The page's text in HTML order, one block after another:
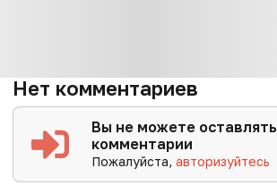
Нет комментариев
Вы не можете оставлять
комментарии
Пожалуйста,авторизуйтесь